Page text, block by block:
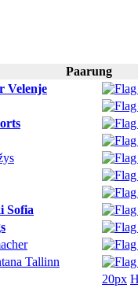
Paarung
Velenje
Sofia
Tallinn
20px